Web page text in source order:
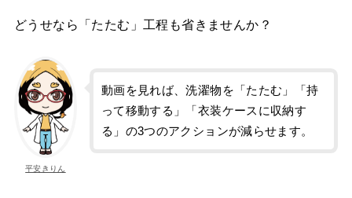
どうせなら「たたむ」工程も省きませんか？
平安きりん
動画を見れば、洗濯物を「たたむ」「持
って移動する」「衣装ケースに収納す
る」の3つのアクションが減らせます。